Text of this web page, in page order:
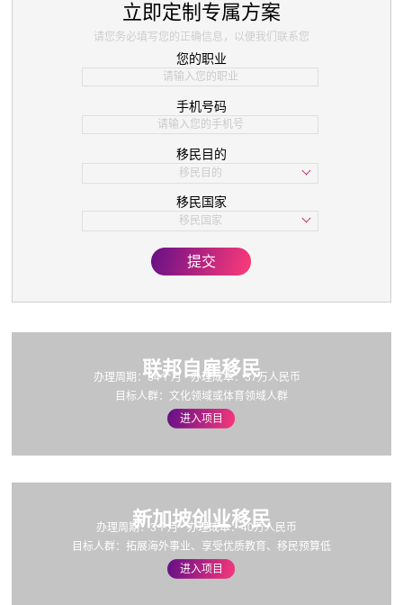
立即定制专属方案
请您务必填写您的正确信息，以便我们联系您
您的职业
手机号码
移民目的
移民目的
子女教育
移民国家
移民国家
欧洲
亚洲
提交
联邦自雇移民
办理周期：34个月
办理成本：37万人民币
目标人群：文化领域或体育领域人群
进入项目
新加坡创业移民
办理周期：3个月
办理成本：40万人民币
目标人群：拓展海外事业、享受优质教育、移民预算低
进入项目